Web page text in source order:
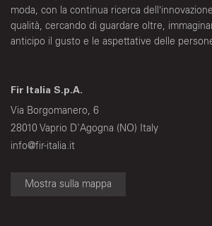
moda, con la continua ricerca
qualità, cercando di guardare oltre,
anticipo il gusto e le aspettative delle
Fir Italia S.p.A.
Via Borgomanero, 6
28010 Vaprio D'Agogna (NO) Italy
info@fir-italia.it
Mostra sulla mappa